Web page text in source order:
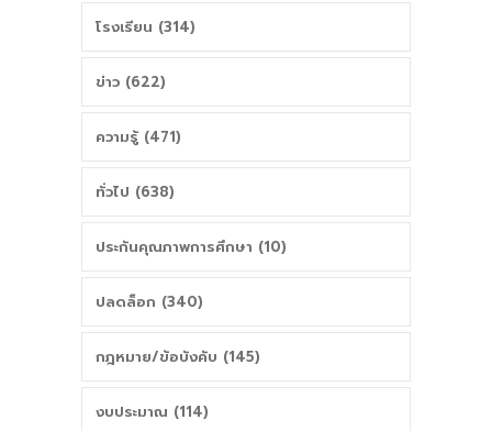
โรงเรียน (314)
ข่าว (622)
ความรู้ (471)
ทั่วไป (638)
ประกันคุณภาพการศึกษา (10)
ปลดล็อก (340)
กฎหมาย/ข้อบังคับ (145)
งบประมาณ (114)